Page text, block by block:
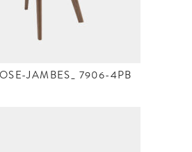
JAMBES_ 7906-4PB